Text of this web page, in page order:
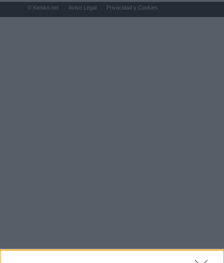
© Kiosko.net Aviso Legal Privacidad y Cookies